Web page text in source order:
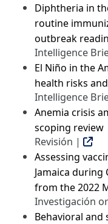
Diphtheria in
routine
outbreak
Intelligence
El Niño in the
health risks
Intelligence
Anemia crisis
scoping review
Revisión |
Assessing
Jamaica during
from the 2022
Investigación
Behavioral